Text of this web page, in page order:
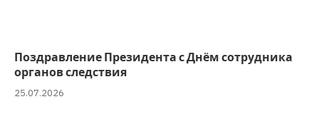
Поздравление Президента с Днём сотрудника
органов следствия
25.07.2026